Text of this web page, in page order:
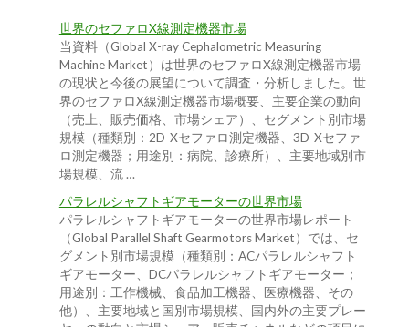
世界のセファロX線測定機器市場
当資料（Global X-ray Cephalometric Measuring
Machine Market）は世界のセファロX線測定機器市場
の現状と今後の展望について調査・分析しました。世
界のセファロX線測定機器市場概要、主要企業の動向
（売上、販売価格、市場シェア）、セグメント別市場
規模（種類別：2D-Xセファロ測定機器、3D-Xセファ
ロ測定機器；用途別：病院、診療所）、主要地域別市
場規模、流 …
パラレルシャフトギアモーターの世界市場
パラレルシャフトギアモーターの世界市場レポート
（Global Parallel Shaft Gearmotors Market）では、セ
グメント別市場規模（種類別：ACパラレルシャフト
ギアモーター、DCパラレルシャフトギアモーター；
用途別：工作機械、食品加工機器、医療機器、その
他）、主要地域と国別市場規模、国内外の主要プレー